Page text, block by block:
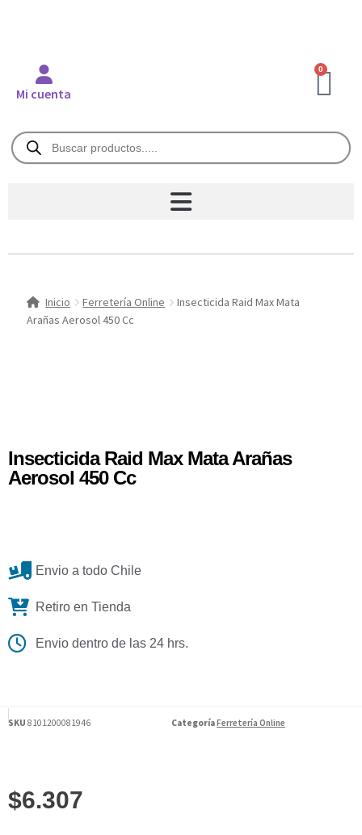
Mi cuenta
0
Inicio Ferretería Online
Insecticida Raid Max Mata
Arañas Aerosol 450 Cc
Insecticida Raid Max Mata Arañas
Aerosol 450 Cc
Envio a todo Chile
Retiro en Tienda
Envio dentro de las 24 hrs.
SKU 8101200081946 CategoríaFerretería Online
$6.307